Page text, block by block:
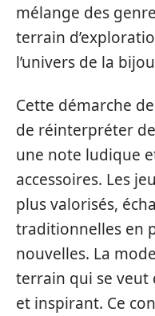
mélange des
terrain
l’univers de la
Cette démarche
de réinterpréter
une note ludique
accessoires. Les
plus valorisés,
traditionnelles en
nouvelles. La
terrain qui se veut
et inspirant. Ce